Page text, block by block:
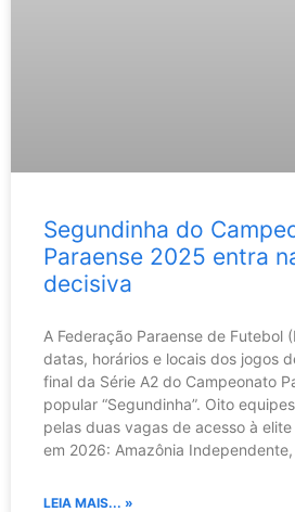
Segundinha do
Paraense 2025 entra
decisiva
A Federação Paraense de Futebol
datas, horários e locais dos jogos
final da Série A2 do Campeonato
popular “Segundinha”. Oito
pelas duas vagas de acesso à
em 2026: Amazônia Independente,
LEIA MAIS... »